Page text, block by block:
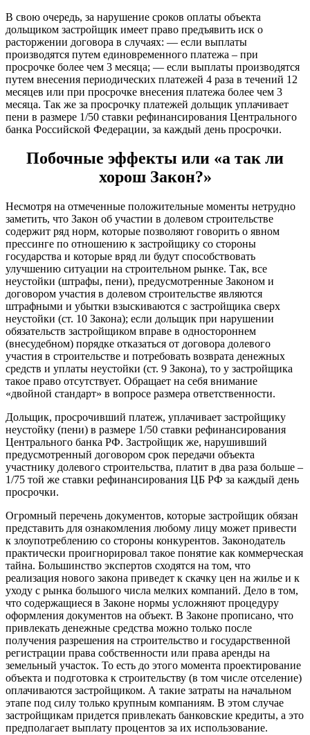
В свою очередь, за нарушение сроков оплаты объекта
дольщиком застройщик имеет право предъявить иск о
расторжении договора в случаях: — если выплаты
производятся путем единовременного платежа – при
просрочке более чем 3 месяца; — если выплаты производятся
путем внесения периодических платежей 4 раза в течений 12
месяцев или при просрочке внесения платежа более чем 3
месяца. Так же за просрочку платежей дольщик уплачивает
пени в размере 1/50 ставки рефинансирования Центрального
банка Российской Федерации, за каждый день просрочки.
Побочные эффекты или «а так ли
хорош Закон?»
Несмотря на отмеченные положительные моменты нетрудно
заметить, что Закон об участии в долевом строительстве
содержит ряд норм, которые позволяют говорить о явном
прессинге по отношению к застройщику со стороны
государства и которые вряд ли будут способствовать
улучшению ситуации на строительном рынке. Так, все
неустойки (штрафы, пени), предусмотренные Законом и
договором участия в долевом строительстве являются
штрафными и убытки взыскиваются с застройщика сверх
неустойки (ст. 10 Закона); если дольщик при нарушении
обязательств застройщиком вправе в одностороннем
(внесудебном) порядке отказаться от договора долевого
участия в строительстве и потребовать возврата денежных
средств и уплаты неустойки (ст. 9 Закона), то у застройщика
такое право отсутствует. Обращает на себя внимание
«двойной стандарт» в вопросе размера ответственности.
Дольщик, просрочивший платеж, уплачивает застройщику
неустойку (пени) в размере 1/50 ставки рефинансирования
Центрального банка РФ. Застройщик же, нарушивший
предусмотренный договором срок передачи объекта
участнику долевого строительства, платит в два раза больше –
1/75 той же ставки рефинансирования ЦБ РФ за каждый день
просрочки.
Огромный перечень документов, которые застройщик обязан
представить для ознакомления любому лицу может привести
к злоупотреблению со стороны конкурентов. Законодатель
практически проигнорировал такое понятие как коммерческая
тайна. Большинство экспертов сходятся на том, что
реализация нового закона приведет к скачку цен на жилье и к
уходу с рынка большого числа мелких компаний. Дело в том,
что содержащиеся в Законе нормы усложняют процедуру
оформления документов на объект. В Законе прописано, что
привлекать денежные средства можно только после
получения разрешения на строительство и государственной
регистрации права собственности или права аренды на
земельный участок. То есть до этого момента проектирование
объекта и подготовка к строительству (в том числе отселение)
оплачиваются застройщиком. А такие затраты на начальном
этапе под силу только крупным компаниям. В этом случае
застройщикам придется привлекать банковские кредиты, а это
предполагает выплату процентов за их использование.